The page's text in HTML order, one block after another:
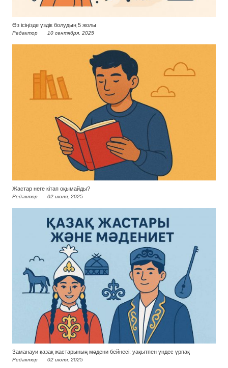
Өз ісіңізде үздік болудың 5 жолы
Редактор 10 сентября, 2025
Жастар неге кітап оқымайды?
Редактор 02 июля, 2025
Заманауи қазақ жастарының мәдени бейнесі: уақытпен үндес ұрпақ
Редактор 02 июля, 2025